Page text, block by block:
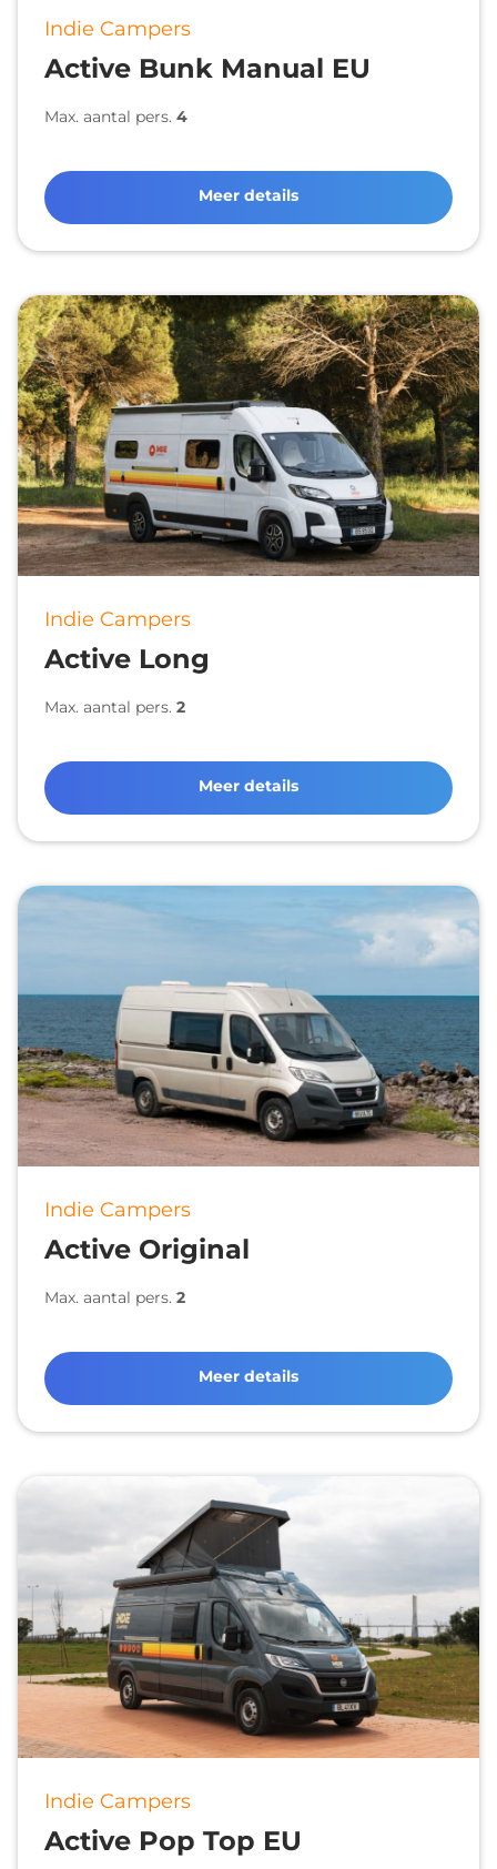
Indie Campers
Active Bunk Manual EU
Max. aantal pers. 4
Meer details
Indie Campers
Active Long
Max. aantal pers. 2
Meer details
Indie Campers
Active Original
Max. aantal pers. 2
Meer details
Indie Campers
Active Pop Top EU